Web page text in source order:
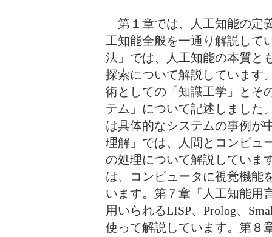
第１章では、人工知能の定
工知能全般を一通り解説して
法」では、人工知能の本質と
探索について解説しています
術としての「知識工学」とそ
テム」について記述しました
は具体的なシステムの事例が
理解」では、人間とコンピュ
の処理について解説していま
は、コンピュータに視覚機能
います。第７章「人工知能用
用いられるLISP、Prolog、
使って解説しています。第８